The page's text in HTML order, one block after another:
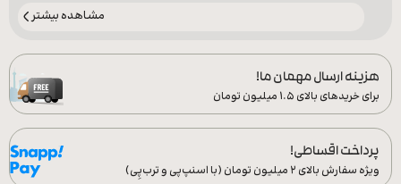
مشاهده بیشتر
هزینه ارسال مهمان ما!
برای خریدهای بالای ۱.۵ میلیون تومان
پرداخت اقساطی!
ویژه سفارش‌ بالای ۲ میلیون تومان (با اسنپ‌پی و ترب‌پِی)